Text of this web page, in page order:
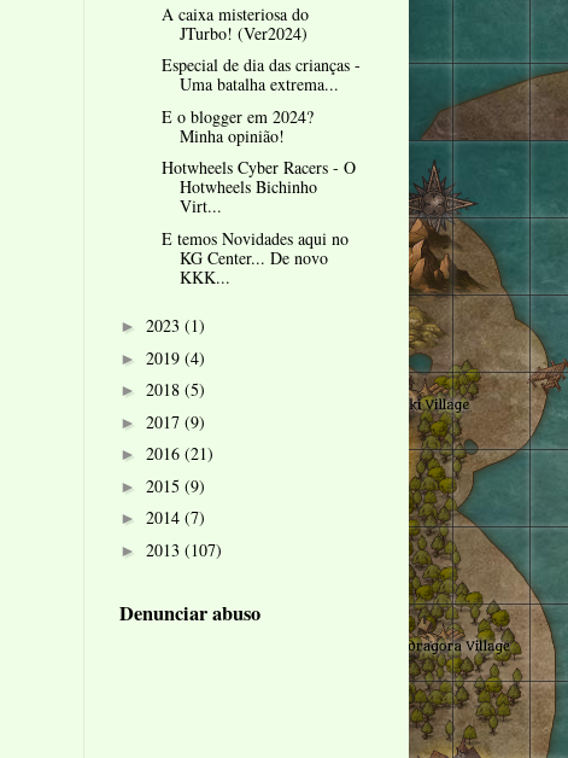
A caixa misteriosa do
JTurbo! (Ver2024)
Especial de dia das crianças -
Uma batalha extrema...
E o blogger em 2024?
Minha opinião!
Hotwheels Cyber Racers - O
Hotwheels Bichinho
Virt...
E temos Novidades aqui no
KG Center... De novo
KKK...
► 2023 (1)
► 2019 (4)
► 2018 (5)
► 2017 (9)
► 2016 (21)
► 2015 (9)
► 2014 (7)
► 2013 (107)
Denunciar abuso